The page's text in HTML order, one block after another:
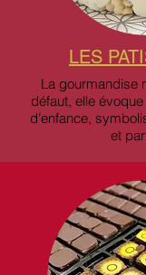
LES
La gourmandise
défaut, elle
d’enfance,
et